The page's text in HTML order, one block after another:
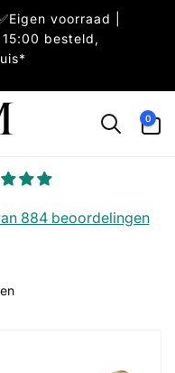
voorraad |
besteld,
0
artikelen
884 beoordelingen